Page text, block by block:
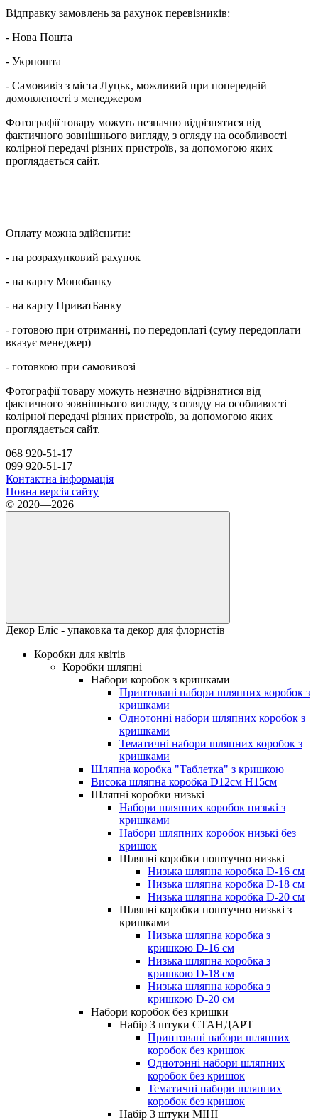
Відправку замовлень за рахунок перевізників:
- Нова Пошта
- Укрпошта
- Самовивіз з міста Луцьк, можливий при попередній
домовленості з менеджером
Фотографії товару можуть незначно відрізнятися від
фактичного зовнішнього вигляду, з огляду на особливості
колірної передачі різних пристроїв, за допомогою яких
проглядається сайт.
Оплату можна здійснити:
- на розрахунковий рахунок
- на карту Монобанку
- на карту ПриватБанку
- готовою при отриманні, по передоплаті (суму передоплати
вказує менеджер)
- готовкою при самовивозі
Фотографії товару можуть незначно відрізнятися від
фактичного зовнішнього вигляду, з огляду на особливості
колірної передачі різних пристроїв, за допомогою яких
проглядається сайт.
068 920-51-17
099 920-51-17
Контактна інформація
Повна версія сайту
© 2020—2026
Декор Еліс - упаковка та декор для флористів
Коробки для квітів
Коробки шляпні
Набори коробок з кришками
Принтовані набори шляпних коробок з
кришками
Однотонні набори шляпних коробок з
кришками
Тематичні набори шляпних коробок з
кришками
Шляпна коробка "Таблетка" з кришкою
Висока шляпна коробка D12см H15см
Шляпні коробки низькі
Набори шляпних коробок низькі з
кришками
Набори шляпних коробок низькі без
кришок
Шляпні коробки поштучно низькі
Низька шляпна коробка D-16 см
Низька шляпна коробка D-18 см
Низька шляпна коробка D-20 см
Шляпні коробки поштучно низькі з
кришками
Низька шляпна коробка з
кришкою D-16 см
Низька шляпна коробка з
кришкою D-18 см
Низька шляпна коробка з
кришкою D-20 см
Набори коробок без кришки
Набір 3 штуки СТАНДАРТ
Принтовані набори шляпних
коробок без кришок
Однотонні набори шляпних
коробок без кришок
Тематичні набори шляпних
коробок без кришок
Набір 3 штуки МІНІ